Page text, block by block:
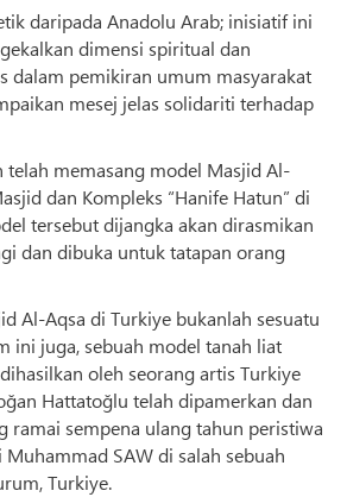
daripada Anadolu Arab; inisiatif ini
dimensi spiritual dan
dalam pemikiran umum masyarakat
mesej jelas solidariti terhadap
telah memasang model Masjid Al-
dan Kompleks “Hanife Hatun” di
tersebut dijangka akan dirasmikan
dan dibuka untuk tatapan orang
Al-Aqsa di Turkiye bukanlah sesuatu
ini juga, sebuah model tanah liat
oleh seorang artis Turkiye
Hattatoğlu telah dipamerkan dan
ramai sempena ulang tahun peristiwa
SAW di salah sebuah
Turkiye.